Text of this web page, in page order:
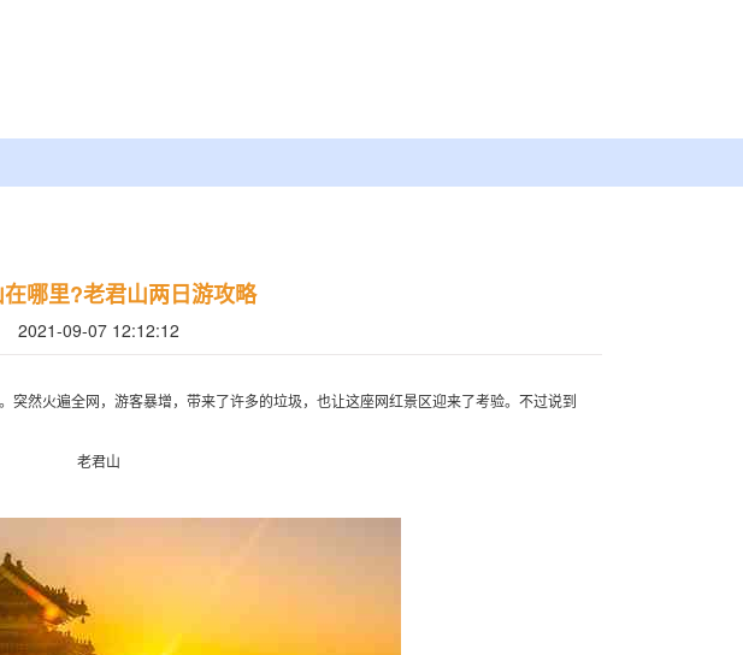
哪里?老君山两日游攻略
2021-09-07 12:12:12
突然火遍全网，游客暴增，带来了许多的垃圾，也让这座网红景区迎来了考验。不过说到
老君山